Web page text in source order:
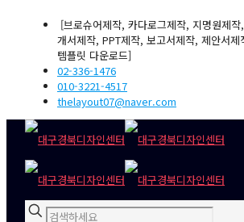
[브로슈어제작, 카다로그제작, 지명원제작
개서제작, PPT제작, 보고서제작, 제안서제
템플릿 다운로드]
02-336-1476
010-3221-4517
thelayout07@naver.com